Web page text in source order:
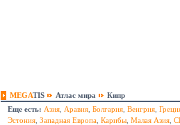
MEGATIS Атлас мира
Кипр
Еще есть: Азия Аравия Болгария Венгрия
Эстония Западная Европа Карибы Малая Азия